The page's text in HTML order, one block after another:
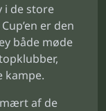
i de store
er den
både møde
kampe.
af de